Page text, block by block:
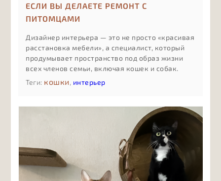
ЕСЛИ ВЫ ДЕЛАЕТЕ РЕМОНТ С
ПИТОМЦАМИ
Дизайнер интерьера — это не просто «красивая
расстановка мебели», а специалист, который
продумывает пространство под образ жизни
всех членов семьи, включая кошек и собак.
Если в доме есть животные, ошибки в
планировке и материалах стоят дороже:
питомцами, постоянная уборка и небезопасные
Теги: кошки, интерьер